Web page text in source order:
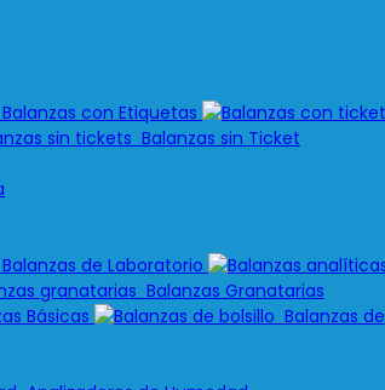
Balanzas con Etiquetas
Balanzas sin Ticket
Balanzas de Laboratorio
Balanzas Granatarias
Básicas
Balanzas de